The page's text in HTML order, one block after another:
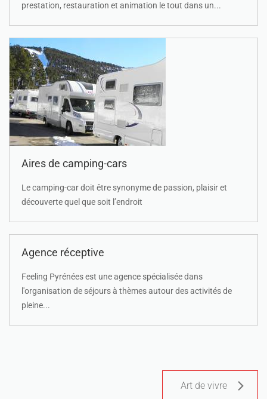
prestation, restauration et animation le tout dans un...
Aires de camping-cars
Le camping-car doit être synonyme de passion, plaisir et
découverte quel que soit l’endroit
Agence réceptive
Feeling Pyrénées est une agence spécialisée dans
l'organisation de séjours à thèmes autour des activités de
pleine...
Art de vivre